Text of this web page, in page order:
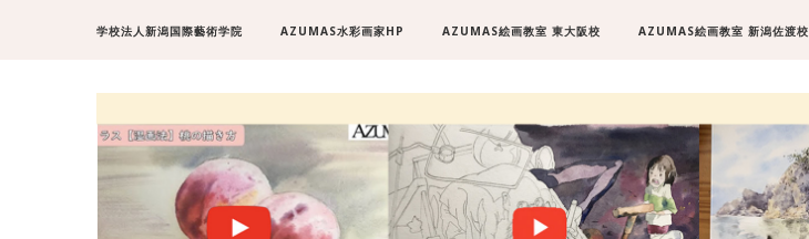
学校法人新潟国際藝術学院 AZUMAS水彩画家HP AZUMAS絵画教室 東大阪校 AZUMAS絵画教室 新潟佐渡校